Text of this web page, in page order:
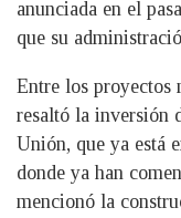
anunciada en el
que su
Entre los proyectos
resaltó la inversión
Unión, que ya está
donde ya han
mencionó la